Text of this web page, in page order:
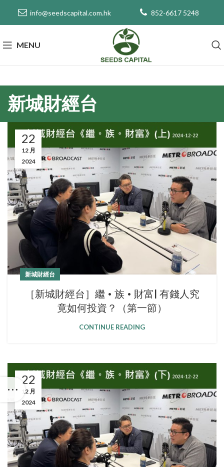
info@seedscapital.com.hk 852-6617 5248
MENU
新城財經台
22
12 月
2024
新城財經台
［新城財經台］繼 • 族 • 財富| 有錢人究
竟如何投資？（第一節）
CONTINUE READING
22
12 月
2024